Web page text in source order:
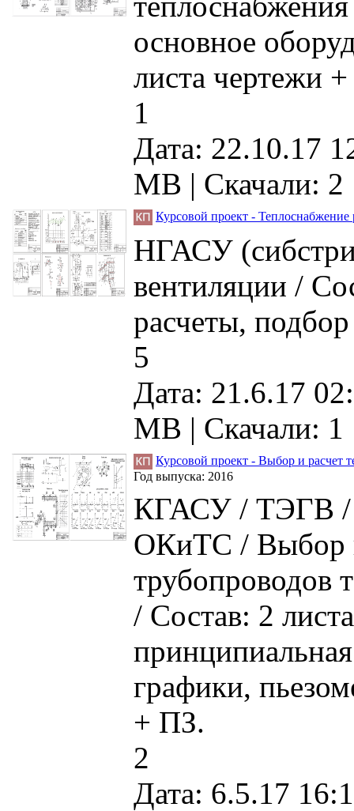
основное
листа чертежи
1
Дата: 22.10.17
MB | Скачали: 2
Курсовой проект - Теплоснабжение
НГАСУ
вентиляции /
расчеты,
5
Дата: 21.6.17
MB | Скачали: 1
Курсовой проект - Выбор и расчет
Год выпуска: 2016
КГАСУ / ТЭГВ /
ОКиТС / Выбор
трубопроводов
/ Состав: 2
графики,
+ ПЗ.
2
Дата: 6.5.17